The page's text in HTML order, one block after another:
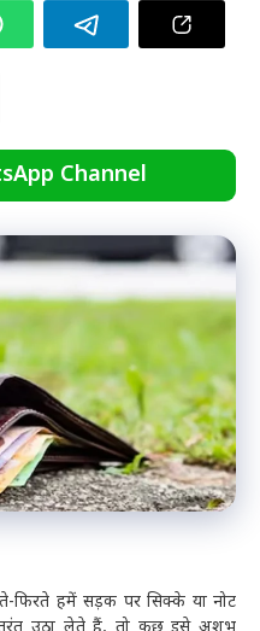
Channel
फिरते हमें सड़क पर सिक्के या नोट